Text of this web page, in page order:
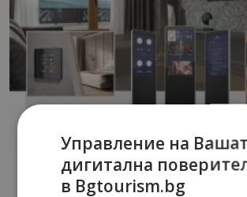
Управление на
дигитална
в Bgtourism.bg